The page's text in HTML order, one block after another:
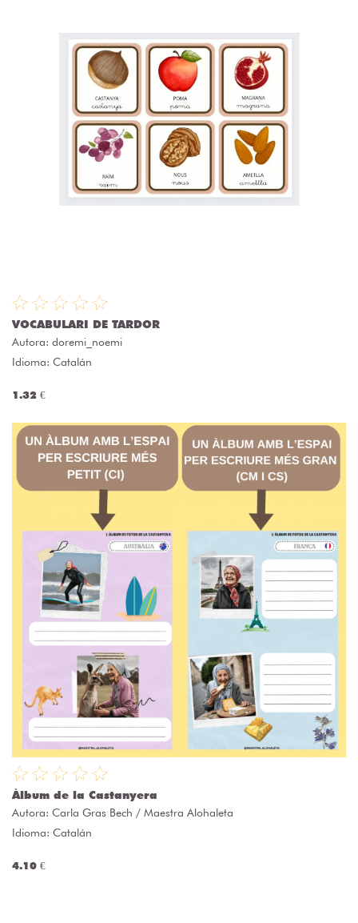
VOCABULARI DE TARDOR
Autora: doremi_noemi
Idioma: Catalán
1.32 €
Àlbum de la Castanyera
Autora: Carla Gras Bech / Maestra Alohaleta
Idioma: Catalán
4.10 €